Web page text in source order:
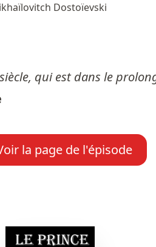
Dostoïevski
qui est dans le
la page de l'épisode